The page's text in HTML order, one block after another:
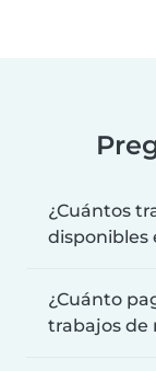
¿Cuántos
disponibles
¿Cuánto
trabajos de